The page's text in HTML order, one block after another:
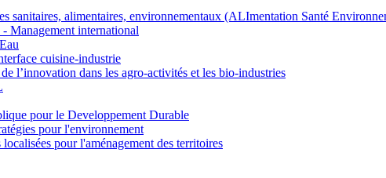
sanitaires, alimentaires, environnementaux (ALImentation Santé
Management international
cuisine-industrie
l’innovation dans les agro-activités et les bio-industries
pour le Developpement Durable
pour l'environnement
pour l'aménagement des territoires